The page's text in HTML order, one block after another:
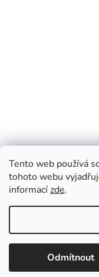
Tento web používá
tohoto webu
informacízde.
Odmítnout
Vážení
o přednostní
vyřizujeme